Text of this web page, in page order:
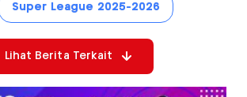
Super League 2025-2026
Lihat Berita Terkait